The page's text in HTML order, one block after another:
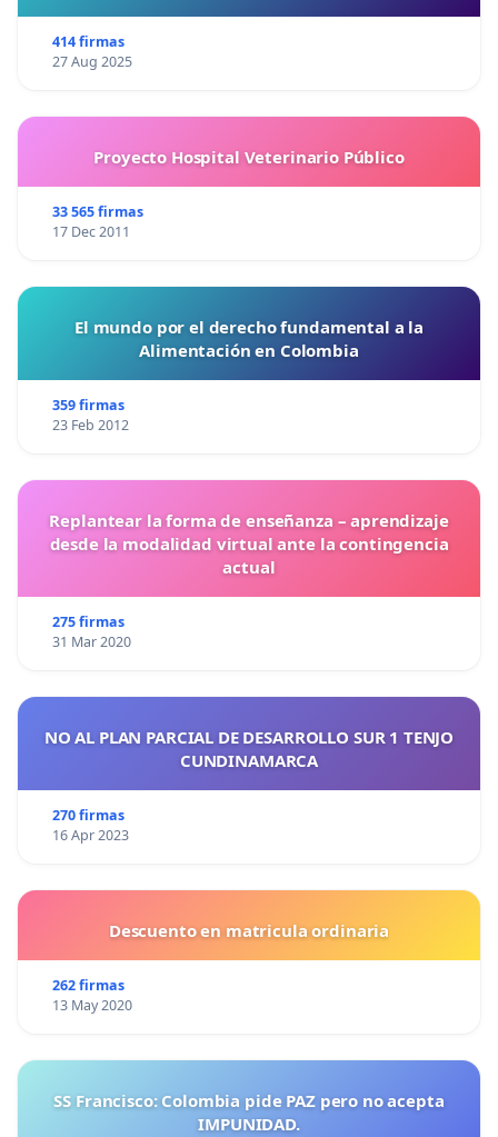
414 firmas
27 Aug 2025
Proyecto Hospital Veterinario Público
33 565 firmas
17 Dec 2011
El mundo por el derecho fundamental a la
Alimentación en Colombia
359 firmas
23 Feb 2012
Replantear la forma de enseñanza – aprendizaje
desde la modalidad virtual ante la contingencia
actual
275 firmas
31 Mar 2020
NO AL PLAN PARCIAL DE DESARROLLO SUR 1 TENJO
CUNDINAMARCA
270 firmas
16 Apr 2023
Descuento en matricula ordinaria
262 firmas
13 May 2020
SS Francisco: Colombia pide PAZ pero no acepta
IMPUNIDAD.